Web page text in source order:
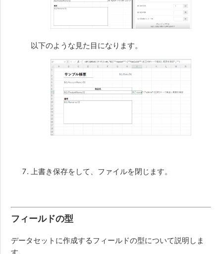
以下のような見た目になります。
上書き保存をして、ファイルを閉じます。
フィールドの型
データセットに作成するフィールドの型について説明しま